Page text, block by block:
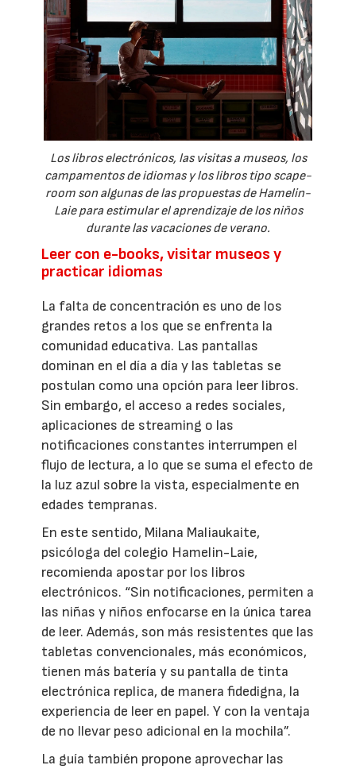
Los libros electrónicos, las visitas a museos, los
campamentos de idiomas y los libros tipo scape-
room son algunas de las propuestas de Hamelin-
Laie para estimular el aprendizaje de los niños
durante las vacaciones de verano.
Leer con e-books, visitar museos y
practicar idiomas
La falta de concentración es uno de los
grandes retos a los que se enfrenta la
comunidad educativa. Las pantallas
dominan en el día a día y las tabletas se
postulan como una opción para leer libros.
Sin embargo, el acceso a redes sociales,
aplicaciones de streaming o las
notificaciones constantes interrumpen el
flujo de lectura, a lo que se suma el efecto de
la luz azul sobre la vista, especialmente en
edades tempranas.
En este sentido, Milana Maliaukaite,
psicóloga del colegio Hamelin-Laie,
recomienda apostar por los libros
electrónicos. “Sin notificaciones, permiten a
las niñas y niños enfocarse en la única tarea
de leer. Además, son más resistentes que las
tabletas convencionales, más económicos,
tienen más batería y su pantalla de tinta
electrónica replica, de manera fidedigna, la
experiencia de leer en papel. Y con la ventaja
de no llevar peso adicional en la mochila”.
La guía también propone aprovechar las